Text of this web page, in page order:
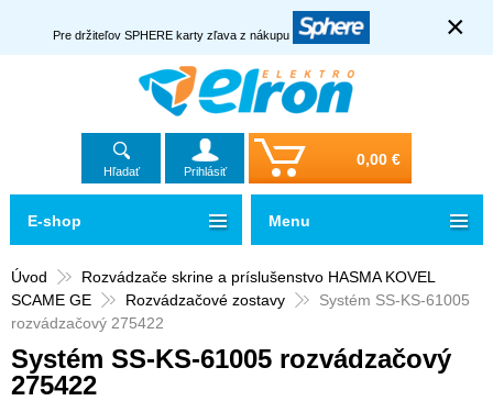
Pre držiteľov SPHERE karty zľava z nákupu ×
Hľadať Prihlásiť
0,00 €
Úvod
Rozvádzače skrine a príslušenstvo HASMA KOVEL
SCAME GE
Rozvádzačové zostavy
Systém SS-KS-61005
rozvádzačový 275422
Systém SS-KS-61005 rozvádzačový
275422
E-shop Menu